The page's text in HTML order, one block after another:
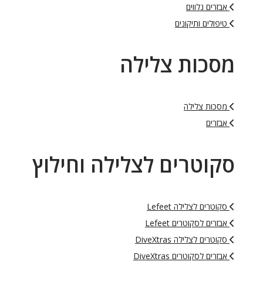
אבזרים נלווים
טיפולים ותיקונים
מסכות צלילה
מסכות צלילה
אבזרים
סקוטרים לצלילה וחילוץ
סקוטרים לצלילה Lefeet
אבזרים לסקוטרים Lefeet
סקוטרים לצלילה DiveXtras
אבזרים לסקוטרים DiveXtras